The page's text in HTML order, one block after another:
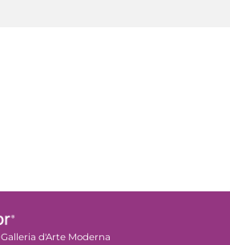
Galleria d'Arte Moderna